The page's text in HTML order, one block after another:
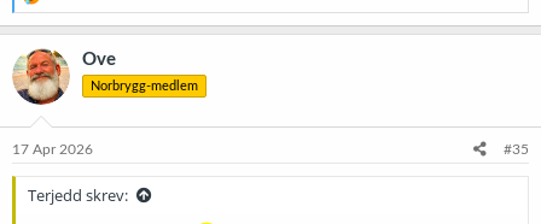
e
a
k
s
j
o
e
Ove
Norbrygg-medlem
17 Apr 2026 #35
Terjedd skrev: